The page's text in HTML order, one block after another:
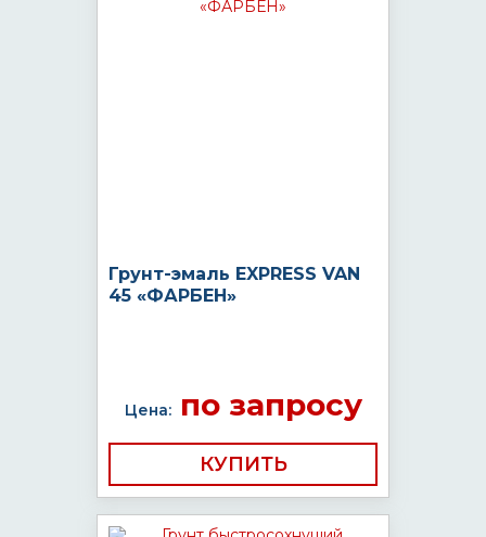
Грунт-эмаль EXPRESS VAN
45 «ФАРБЕН»
Цена:по запросу
КУПИТЬ